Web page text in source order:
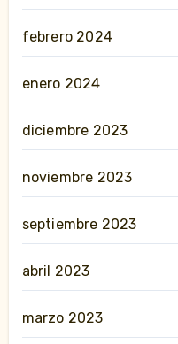
febrero 2024
enero 2024
diciembre 2023
noviembre 2023
septiembre 2023
abril 2023
marzo 2023